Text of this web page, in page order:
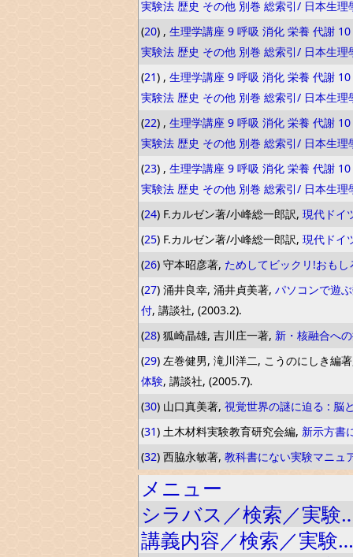
実験法 歴史 その他 別巻 総索引/ 日本生理
(20) , 生理学講座 9 呼吸 消化 栄養 代謝
実験法 歴史 その他 別巻 総索引/ 日本生理
(21) , 生理学講座 9 呼吸 消化 栄養 代謝
実験法 歴史 その他 別巻 総索引/ 日本生理
(22) , 生理学講座 9 呼吸 消化 栄養 代謝
実験法 歴史 その他 別巻 総索引/ 日本生理
(23) , 生理学講座 9 呼吸 消化 栄養 代謝
実験法 歴史 その他 別巻 総索引/ 日本生理
(24) F.カルゼン著/小峰総一郎訳, 現代ドイ
(25) F.カルゼン著/小峰総一郎訳, 現代ドイ
(26) 守本昭彦著, ためしてビックリ!おもし
(27) 涌井良幸, 涌井貞美著, パソコンで遊
付, 講談社, (2003.2).
(28) 狐崎晶雄, 吉川庄一著, 新・核融合へ
(29) 左巻健男, 滝川洋二, こうのにしき編
体験, 講談社, (2005.7).
(30) 山口真美著, 視覚世界の謎に迫る : 脳
(31) 土木材料実験教育研究会編, 新示方書
(32) 西脇永敏著, 教科書にない実験マニュ
メニュー
シラバス／検索／実験
講義内容／検索／実験…